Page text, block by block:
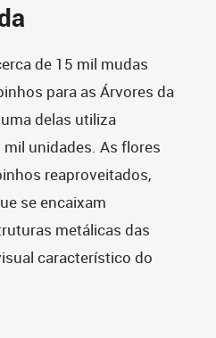
de 15 mil mudas
para as Árvores da
delas utiliza
unidades. As flores
reaproveitados,
se encaixam
metálicas das
característico do